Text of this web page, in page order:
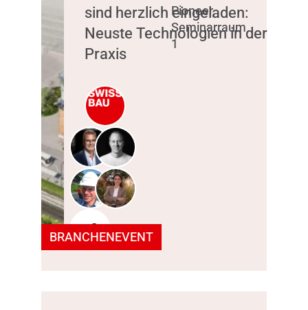
BRANCHENEVENT
sind herzlich eingeladen:
Neuste Technologien in der
Praxis
+2
Pioneer,
Seminarraum
1